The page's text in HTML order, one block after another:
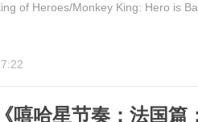
Heroes/Monkey King: Hero is
嘻哈星节奏：法国篇